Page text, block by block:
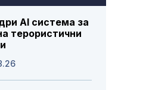
AI система за
терористични